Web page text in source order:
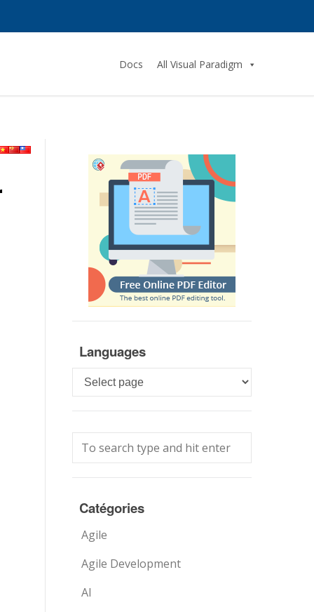
Docs All Visual Paradigm
Languages
Languages
Catégories
Agile
Agile Development
AI